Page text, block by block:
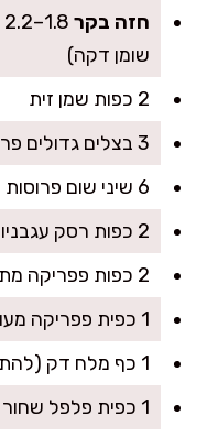
חזה בקר
שומן דקה)
2 כפות שמן זית
3 בצלים גדולים פרוסים לחצי-טבעות
6 שיני שום פרוסות
2 כפות רסק עגבניות
2 כפות פפריקה מתוקה
1 כפית פפריקה מעושנת (אופציונלי אבל משגע)
1 כף מלח דק (להתחלה) + עוד לפי טעם בסוף
1 כפית פלפל שחור גרוס